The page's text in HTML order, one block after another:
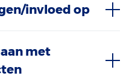
invloed op
met